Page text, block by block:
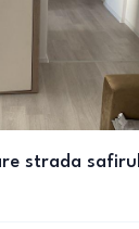
strada